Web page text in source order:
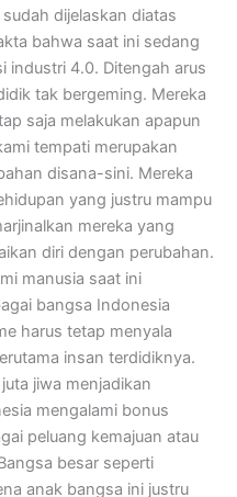
dijelaskan diatas
bahwa saat ini sedang
industri 4.0. Ditengah arus
tak bergeming. Mereka
saja melakukan apapun
tempati merupakan
disana-sini. Mereka
yang justru mampu
mereka yang
diri dengan perubahan.
manusia saat ini
bangsa Indonesia
harus tetap menyala
insan terdidiknya.
jiwa menjadikan
mengalami bonus
peluang kemajuan atau
besar seperti
anak bangsa ini justru